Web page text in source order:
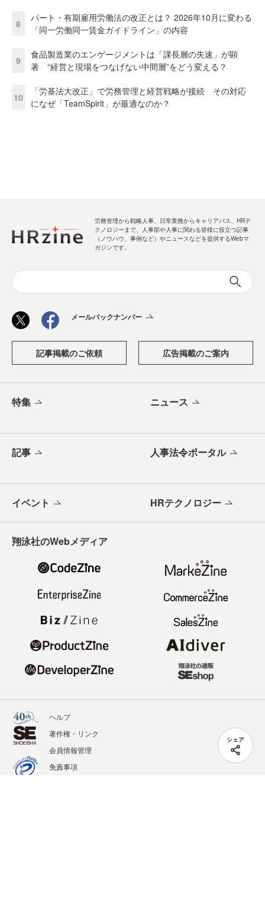
シェア
8
パート・有期雇用労働法の改正とは？ 2026年10月に変わる
「同一労働同一賃金ガイドライン」の内容
9
食品製造業のエンゲージメントは「課長層の失速」が顕
著 “経営と現場をつなげない中間層”をどう変える？
10
「労基法大改正」で労務管理と経営戦略が接続 その対応
になぜ「TeamSpirit」が最適なのか？
労務管理から戦略人事、日常業務からキャリアパス、HRテ
クノロジーまで、人事部や人事に関わる皆様に役立つ記事
（ノウハウ、事例など）やニュースなどを提供するWebマ
ガジンです。
メールバックナンバー
記事掲載のご依頼 広告掲載のご案内
特集 ニュース
記事 人事法令ポータル
イベント HRテクノロジー
翔泳社のWebメディア
ヘルプ
著作権・リンク
会員情報管理
免責事項